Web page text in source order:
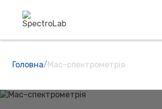
Головна/Мас-спектрометрія